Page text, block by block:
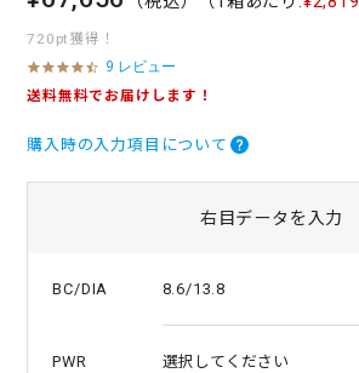
720pt獲得！
4
.
t
n
9 レビュー
送料無料でお届けします！
購入時の入力項目について
右目データを入力
BC/DIA 8.6/13.8
PWR